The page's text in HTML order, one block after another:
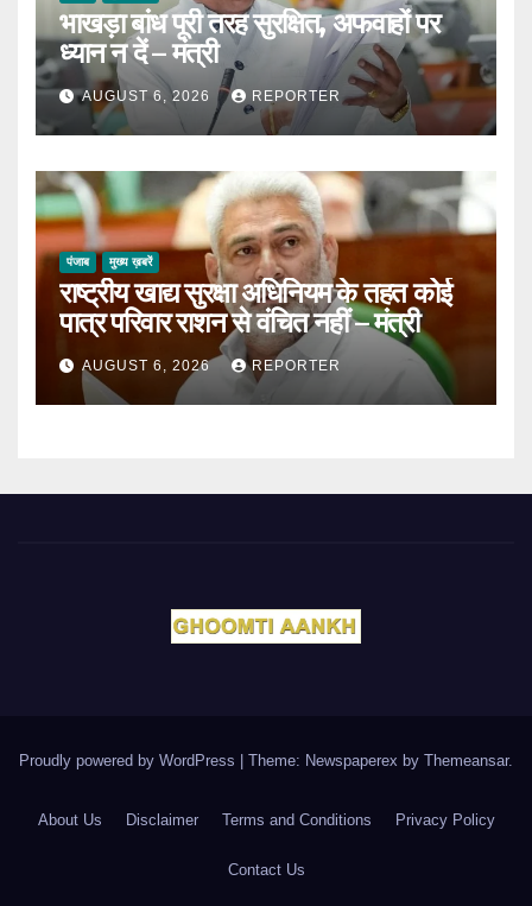
भाखड़ा बांध पूरी तरह सुरक्षित, अफवाहों पर
ध्यान न दें – मंत्री
AUGUST 6, 2026 REPORTER
पंजाब मुख्य ख़बरें
राष्ट्रीय खाद्य सुरक्षा अधिनियम के तहत कोई
पात्र परिवार राशन से वंचित नहीं – मंत्री
AUGUST 6, 2026 REPORTER
Proudly powered by WordPress Theme: Newspaperex by Themeansar.
About Us Disclaimer Terms and Conditions Privacy Policy
Contact Us